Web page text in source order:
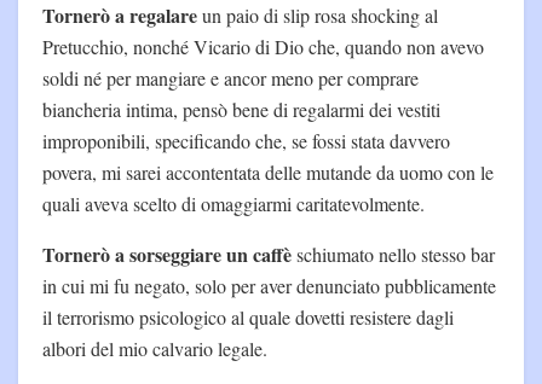
Tornerò a regalareun paio di slip rosa shocking al
Pretucchio, nonché Vicario di Dio che, quando non avevo
soldi né per mangiare e ancor meno per comprare
biancheria intima, pensò bene di regalarmi dei vestiti
improponibili, specificando che, se fossi stata davvero
povera, mi sarei accontentata delle mutande da uomo con le
quali aveva scelto di omaggiarmi caritatevolmente.
Tornerò a sorseggiare un caffèschiumato nello stesso bar
in cui mi fu negato, solo per aver denunciato pubblicamente
il terrorismo psicologico al quale dovetti resistere dagli
albori del mio calvario legale.